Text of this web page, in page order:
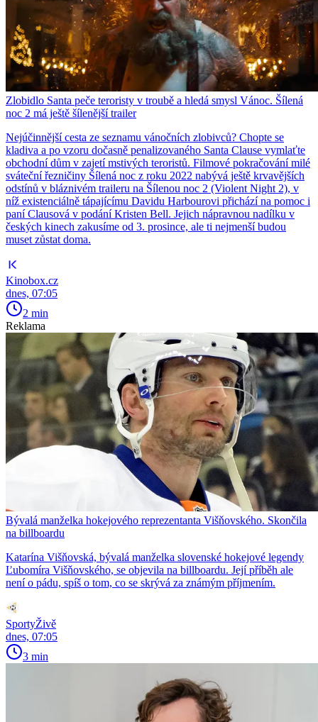
Zlobidlo Santa peče teroristy v troubě a hledá smysl Vánoc. Šílená
noc 2 má ještě šílenější trailer
Nejúčinnější cesta ze seznamu vánočních zlobivců? Chopte se
kladiva a po vzoru dočasně penalizovaného Santa Clause vymlaťte
obchodní dům v zajetí mstivých teroristů. Filmové pokračování milé
sváteční řezničiny Šílená noc z roku 2022 nabývá ještě krvavějších
odstínů v bláznivém traileru na Šílenou noc 2 (Violent Night 2), v
níž existenciálně tápajícímu Davidu Harbourovi přichází na pomoc i
paní Clausová v podání Kristen Bell. Jejich nápravnou nadílku v
českých kinech zakusíme od 3. prosince, ale ti nejmenší budou
muset zůstat doma.
Kinobox.cz
dnes, 07:05
2 min
Reklama
Bývalá manželka hokejového reprezentanta Višňovského. Skončila
na billboardu
Katarína Višňovská, bývalá manželka slovenské hokejové legendy
Ľubomíra Višňovského, se objevila na billboardu. Její příběh ale
není o pádu, spíš o tom, co se skrývá za známým příjmením.
SportyŽivě
dnes, 07:05
3 min